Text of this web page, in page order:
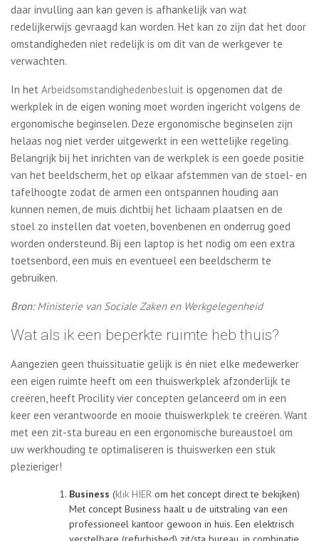
daar invulling aan kan geven is afhankelijk van wat
redelijkerwijs gevraagd kan worden. Het kan zo zijn dat het door
omstandigheden niet redelijk is om dit van de werkgever te
verwachten.
In het Arbeidsomstandighedenbesluit is opgenomen dat de
werkplek in de eigen woning moet worden ingericht volgens de
ergonomische beginselen. Deze ergonomische beginselen zijn
helaas nog niet verder uitgewerkt in een wettelijke regeling.
Belangrijk bij het inrichten van de werkplek is een goede positie
van het beeldscherm, het op elkaar afstemmen van de stoel- en
tafelhoogte zodat de armen een ontspannen houding aan
kunnen nemen, de muis dichtbij het lichaam plaatsen en de
stoel zo instellen dat voeten, bovenbenen en onderrug goed
worden ondersteund. Bij een laptop is het nodig om een extra
toetsenbord, een muis en eventueel een beeldscherm te
gebruiken.
Bron:Ministerie van Sociale Zaken en Werkgelegenheid
Wat als ik een beperkte ruimte heb thuis?
Aangezien geen thuissituatie gelijk is én niet elke medewerker
een eigen ruimte heeft om een thuiswerkplek afzonderlijk te
creëren, heeft Procility vier concepten gelanceerd om in een
keer een verantwoorde en mooie thuiswerkplek te creëren. Want
met een zit-sta bureau en een ergonomische bureaustoel om
uw werkhouding te optimaliseren is thuiswerken een stuk
plezieriger!
Business (klik HIER om het concept direct te bekijken)
Met concept Business haalt u de uitstraling van een
professioneel kantoor gewoon in huis. Een elektrisch